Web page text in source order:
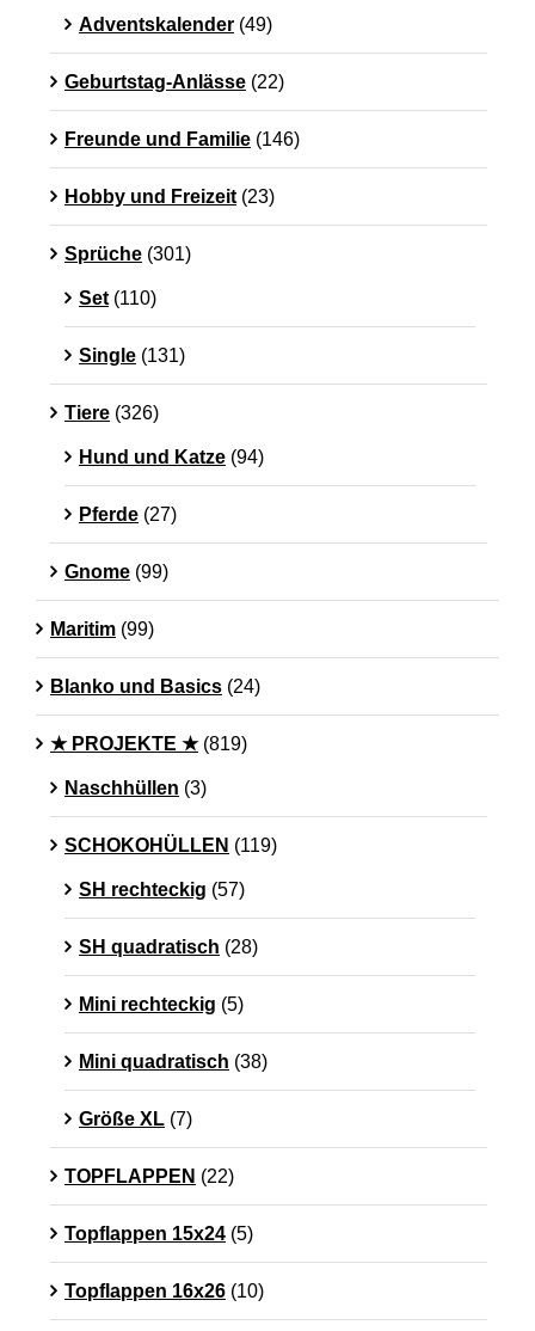
Adventskalender (49)
Geburtstag-Anlässe (22)
Freunde und Familie (146)
Hobby und Freizeit (23)
Sprüche (301)
Set (110)
Single (131)
Tiere (326)
Hund und Katze (94)
Pferde (27)
Gnome (99)
Maritim (99)
Blanko und Basics (24)
★ PROJEKTE ★ (819)
Naschhüllen (3)
SCHOKOHÜLLEN (119)
SH rechteckig (57)
SH quadratisch (28)
Mini rechteckig (5)
Mini quadratisch (38)
Größe XL (7)
TOPFLAPPEN (22)
Topflappen 15x24 (5)
Topflappen 16x26 (10)